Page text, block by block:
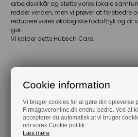
Cookie information
Vi bruger cookies for at gøre din oplevelse
Firmagaveronline.dk endnu bedre. Ved at
accepterer du automatisk at vi bruger
om vores Cookie politik.
Læs mere
arbejdsvilkår og støtte vores lokale
redder verden, men vi prøver at forebedre
reducere vores økologiske fodaftryk og at
gør.
Vi kalder dette Hübsch Care.
Gratis kort med hilsen og firmalogo
Hurtig levering